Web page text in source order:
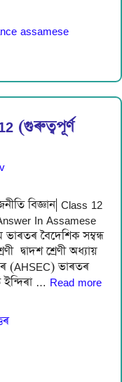
assamese
(গুৰুত্বপূৰ্ণ
বিজ্ঞান| Class 12
In Assamese
বৈদেশিক সম্বন্ধ
দ্বাদশ শ্ৰেণী অধ্যায়
(AHSEC) ভাৰতৰ
… Read more